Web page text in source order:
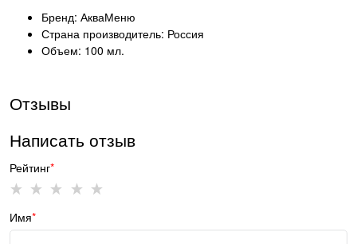
Бренд: АкваМеню
Страна производитель: Россия
Объем: 100 мл.
Отзывы
Написать отзыв
Рейтинг
Имя